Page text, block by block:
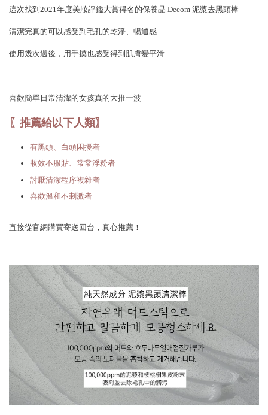
這次找到2021年度美妝評鑑大賞得名的保養品 Deeom 泥漿去黑頭棒
清潔完真的可以感受到毛孔的乾淨、暢通感
使用幾次過後，用手摸也感受得到肌膚變平滑
喜歡簡單日常清潔的女孩真的大推一波
〖推薦給以下人類〗
有黑頭、白頭困擾者
妝效不服貼、常常浮粉者
討厭清潔程序複雜者
喜歡溫和不刺激者
直接從官網購買寄送回台，真心推薦！